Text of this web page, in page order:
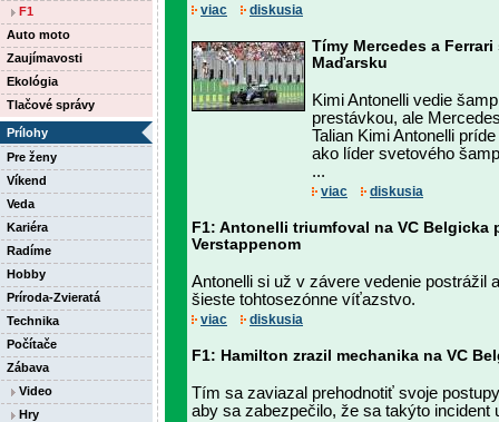
F1
Auto moto
Zaujímavosti
Ekológia
Tlačové správy
Prílohy
Pre ženy
Víkend
Veda
Kariéra
Radíme
Hobby
Príroda-Zvieratá
Technika
Počítače
Zábava
Video
Hry
viac diskusia
Tímy Mercedes a
Maďarsku
Kimi Antonelli vedie
prestávkou, ale
Talian Kimi Antonelli
ako líder svetového
...
viac diskusia
F1: Antonelli triumfoval na VC Belgicka
Verstappenom
Antonelli si už v závere vedenie postrážil
šieste tohtosezónne víťazstvo.
viac diskusia
F1: Hamilton zrazil mechanika na VC
Tím sa zaviazal prehodnotiť svoje
aby sa zabezpečilo, že sa takýto incident